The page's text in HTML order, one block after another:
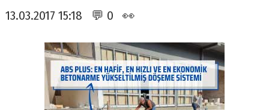
13.03.2017 15:18 💬 0 👀